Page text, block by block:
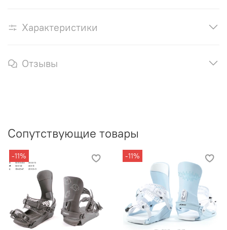
Характеристики
Отзывы
Сопутствующие товары
-11% -11%